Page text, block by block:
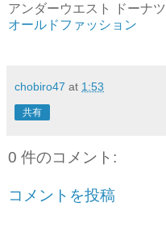
アンダーウエスト ドーナ
オールドファッション
chobiro47 at 1:53
共有
0 件のコメント:
コメントを投稿